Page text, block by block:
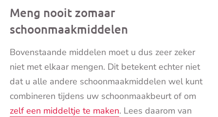
Meng nooit zomaar
schoonmaakmiddelen
Bovenstaande middelen moet u dus zeer zeker
niet met elkaar mengen. Dit betekent echter niet
dat u alle andere schoonmaakmiddelen wel kunt
combineren tijdens uw schoonmaakbeurt of om
zelf een middeltje te maken. Lees daarom van